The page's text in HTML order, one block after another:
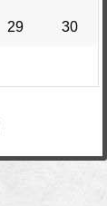
29 30